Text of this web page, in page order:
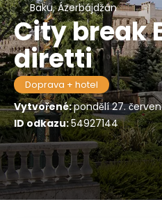
Baku, Ázerbájdžán
City break
diretti
Doprava + hotel
Vytvořené:pondělí 27.
ID odkazu:54927144